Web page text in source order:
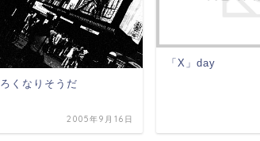
くなりそうだ
2005年9月16日
「X」day